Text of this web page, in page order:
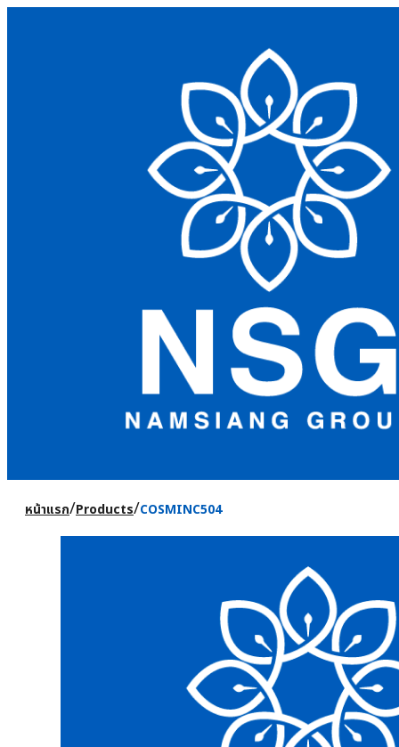
หน้าแรก/Products/COSMINC504